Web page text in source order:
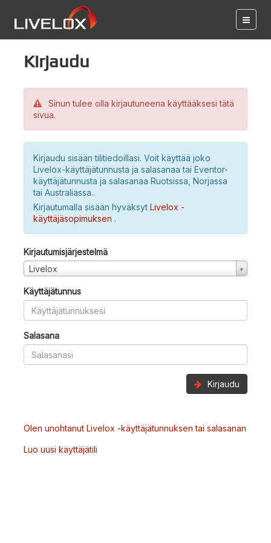
Kirjaudu
Sinun tulee olla kirjautuneena käyttääksesi tätä
sivua.
Kirjaudu sisään tilitiedoillasi. Voit käyttää joko
Livelox-käyttäjätunnusta ja salasanaa tai Eventor-
käyttäjätunnusta ja salasanaa Ruotsissa, Norjassa
tai Australiassa..
Kirjautumalla sisään hyväksyt Livelox -
käyttäjäsopimuksen .
Kirjautumisjärjestelmä
Livelox
Käyttäjätunnus
Salasana
Kirjaudu
Olen unohtanut Livelox -käyttäjätunnuksen tai salasanan
Luo uusi käyttäjätili